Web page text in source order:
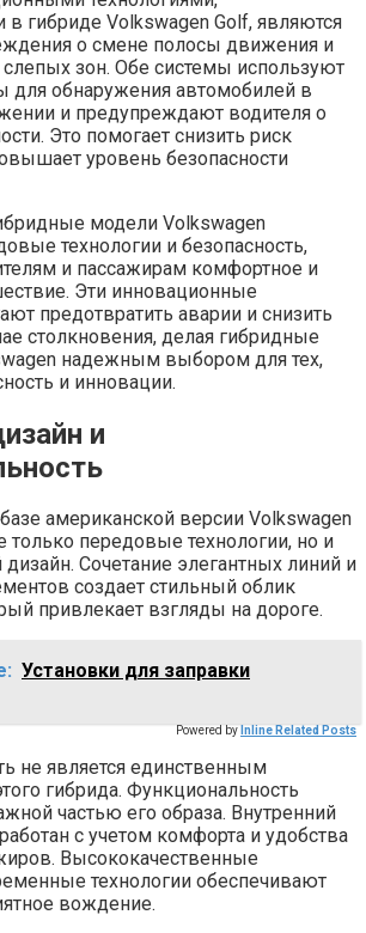
гибриде Volkswagen Golf, являются
о смене полосы движения и
слепых зон. Обе системы используют
для обнаружения автомобилей в
и предупреждают водителя о
Это помогает снизить риск
уровень безопасности
модели Volkswagen
технологии и безопасность,
и пассажирам комфортное и
Эти инновационные
предотвратить аварии и снизить
столкновения, делая гибридные
надежным выбором для тех,
и инновации.
и
американской версии Volkswagen
только передовые технологии, но и
Сочетание элегантных линий и
создает стильный облик
привлекает взгляды на дороге.
Установки для заправки
Powered by Inline Related Posts
не является единственным
гибрида. Функциональность
частью его образа. Внутренний
с учетом комфорта и удобства
Высококачественные
технологии обеспечивают
вождение.